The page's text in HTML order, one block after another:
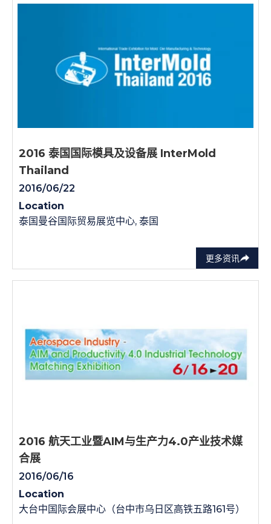
更多资讯
2016 泰国国际模具及设备展 InterMold
Thailand
2016/06/22
Location
泰国曼谷国际贸易展览中心, 泰国
2016 航天工业暨AIM与生产力4.0产业技术媒
合展
2016/06/16
Location
大台中国际会展中心（台中市乌日区高铁五路161号）